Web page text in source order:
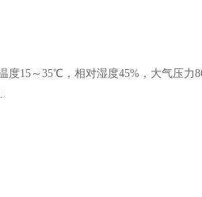
15～35℃，相对湿度45%，大气压力86